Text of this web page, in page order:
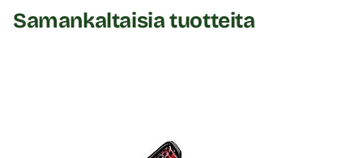
Samankaltaisia tuotteita